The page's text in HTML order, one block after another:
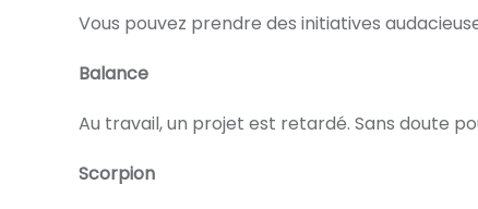
Vous pouvez prendre des initiatives
Balance
Au travail, un projet est retardé. Sans doute
Scorpion